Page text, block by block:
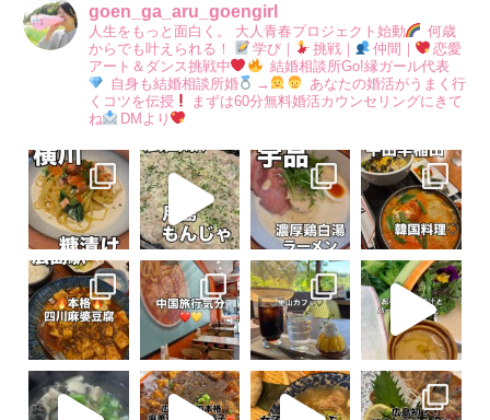
goen_ga_aru_goengirl
人生をもっと面白く。 大人青春プロジェクト始動
何歳
からでも叶えられる！
学び｜ 挑戦｜ 仲間｜
恋愛
アート＆ダンス挑戦中
結婚相談所Go!縁ガール代表
自身も結婚相談所婚
→
あなたの婚活がうまく行
くコツを伝授
まずは60分無料婚活カウンセリングにきて
ね
DMより